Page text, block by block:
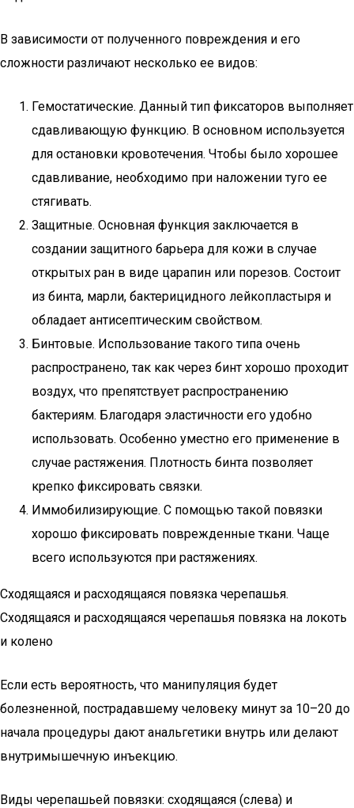
В зависимости от полученного повреждения и его
сложности различают несколько ее видов:
Гемостатические. Данный тип фиксаторов выполняет
сдавливающую функцию. В основном используется
для остановки кровотечения. Чтобы было хорошее
сдавливание, необходимо при наложении туго ее
стягивать.
Защитные. Основная функция заключается в
создании защитного барьера для кожи в случае
открытых ран в виде царапин или порезов. Состоит
из бинта, марли, бактерицидного лейкопластыря и
обладает антисептическим свойством.
Бинтовые. Использование такого типа очень
распространено, так как через бинт хорошо проходит
воздух, что препятствует распространению
бактериям. Благодаря эластичности его удобно
использовать. Особенно уместно его применение в
случае растяжения. Плотность бинта позволяет
крепко фиксировать связки.
Иммобилизирующие. С помощью такой повязки
хорошо фиксировать поврежденные ткани. Чаще
всего используются при растяжениях.
Сходящаяся и расходящаяся повязка черепашья.
Сходящаяся и расходящаяся черепашья повязка на локоть
и колено
Если есть вероятность, что манипуляция будет
болезненной, пострадавшему человеку минут за 10–20 до
начала процедуры дают анальгетики внутрь или делают
внутримышечную инъекцию.
Виды черепашьей повязки: сходящаяся (слева) и